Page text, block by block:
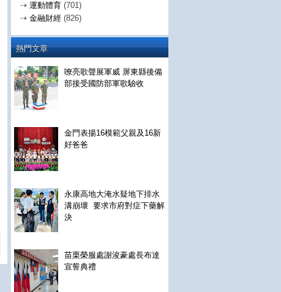
⇢ 運動體育 (701)
⇢ 金融財經 (826)
熱門文章
嘹亮歌聲展軍威 屏東縣後備
部接受國防部軍歌驗收
金門表揚16模範父親及16新
好爸爸
永康高地大淹水疑地下排水
溝崩壞 要求市府對症下藥解
決
苗栗榮服處謝浚豪處長布達
宣誓典禮